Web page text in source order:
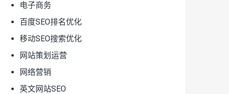
电子商务
百度SEO排名优化
移动SEO搜索优化
网站策划运营
网络营销
英文网站SEO